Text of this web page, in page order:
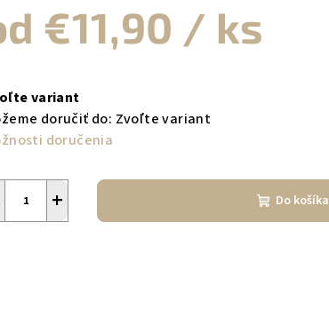
€11,90 / ks
variant
doručiť do: Zvoľte variant
doručenia
+ Do košíka